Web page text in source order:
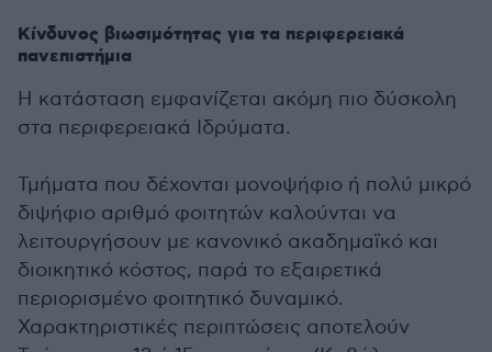
Κίνδυνος βιωσιμότητας για τα περιφερειακά
πανεπιστήμια
Η κατάσταση εμφανίζεται ακόμη πιο δύσκολη
στα περιφερειακά Ιδρύματα.
Τμήματα που δέχονται μονοψήφιο ή πολύ μικρό
διψήφιο αριθμό φοιτητών καλούνται να
λειτουργήσουν με κανονικό ακαδημαϊκό και
διοικητικό κόστος, παρά το εξαιρετικά
περιορισμένο φοιτητικό δυναμικό.
Χαρακτηριστικές περιπτώσεις αποτελούν